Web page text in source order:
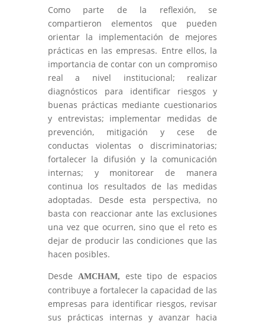
Como parte de la reflexión, se
compartieron elementos que pueden
orientar la implementación de mejores
prácticas en las empresas. Entre ellos, la
importancia de contar con un compromiso
real a nivel institucional; realizar
diagnósticos para identificar riesgos y
buenas prácticas mediante cuestionarios
y entrevistas; implementar medidas de
prevención, mitigación y cese de
conductas violentas o discriminatorias;
fortalecer la difusión y la comunicación
internas; y monitorear de manera
continua los resultados de las medidas
adoptadas. Desde esta perspectiva, no
basta con reaccionar ante las exclusiones
una vez que ocurren, sino que el reto es
dejar de producir las condiciones que las
hacen posibles.
Desde
AMCHAM,
este tipo de espacios
contribuye a fortalecer la capacidad de las
empresas para identificar riesgos, revisar
sus prácticas internas y avanzar hacia